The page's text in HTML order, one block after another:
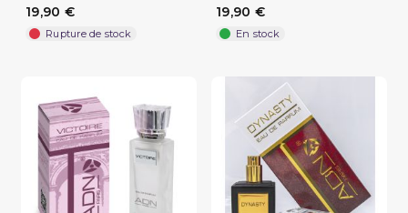
19,90 €
Rupture de stock
19,90 €
En stock